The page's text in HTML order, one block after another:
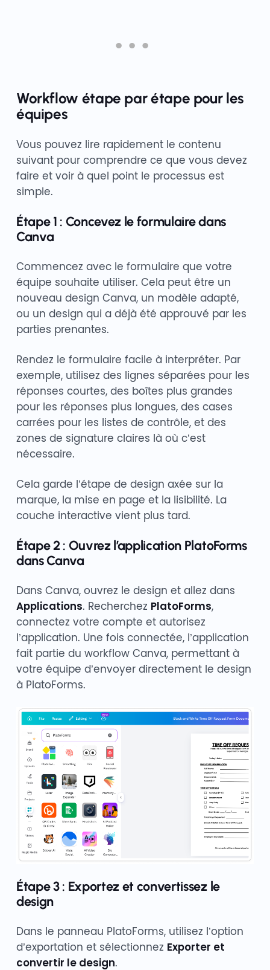
Workflow étape par étape pour les
équipes
Vous pouvez lire rapidement le contenu
suivant pour comprendre ce que vous devez
faire et voir à quel point le processus est
simple.
Étape 1 : Concevez le formulaire dans
Canva
Commencez avec le formulaire que votre
équipe souhaite utiliser. Cela peut être un
nouveau design Canva, un modèle adapté,
ou un design qui a déjà été approuvé par les
parties prenantes.
Rendez le formulaire facile à interpréter. Par
exemple, utilisez des lignes séparées pour les
réponses courtes, des boîtes plus grandes
pour les réponses plus longues, des cases
carrées pour les listes de contrôle, et des
zones de signature claires là où c’est
nécessaire.
Cela garde l’étape de design axée sur la
marque, la mise en page et la lisibilité. La
couche interactive vient plus tard.
Étape 2 : Ouvrez l’application PlatoForms
dans Canva
Dans Canva, ouvrez le design et allez dans
Applications. Recherchez PlatoForms,
connectez votre compte et autorisez
l’application. Une fois connectée, l’application
fait partie du workflow Canva, permettant à
votre équipe d’envoyer directement le design
à PlatoForms.
Étape 3 : Exportez et convertissez le
design
Dans le panneau PlatoForms, utilisez l’option
d’exportation et sélectionnez Exporter et
convertir le design.